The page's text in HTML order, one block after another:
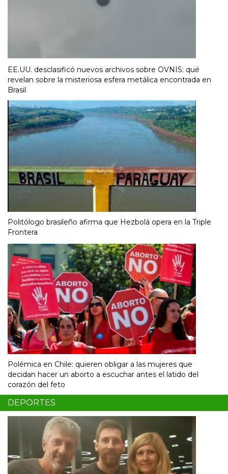
EE.UU. desclasificó nuevos archivos sobre OVNIS: qué
revelan sobre la misteriosa esfera metálica encontrada en
Brasil
Politólogo brasileño afirma que Hezbolá opera en la Triple
Frontera
Polémica en Chile: quieren obligar a las mujeres que
decidan hacer un aborto a escuchar antes el latido del
corazón del feto
DEPORTES